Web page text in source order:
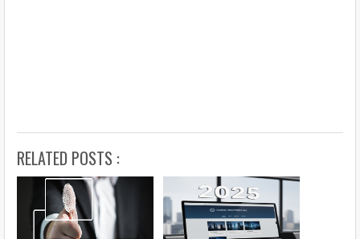
RELATED POSTS :